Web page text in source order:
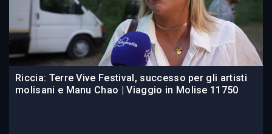
Riccia: Terre Vive Festival, successo per gli artisti
molisani e Manu Chao | Viaggio in Molise 11750